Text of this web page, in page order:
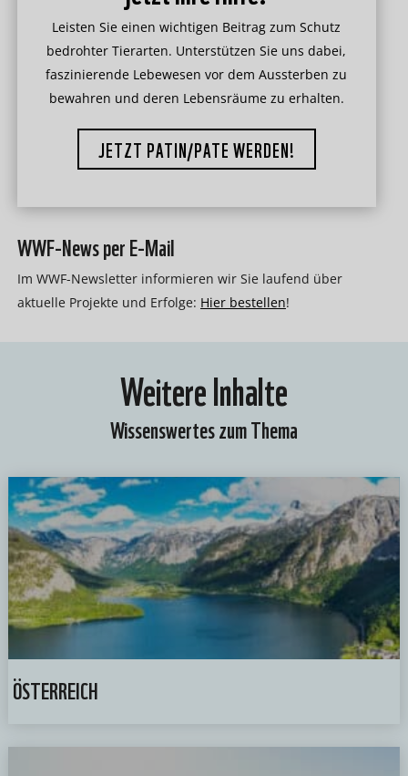
Leisten Sie einen wichtigen Beitrag zum Schutz
bedrohter Tierarten. Unterstützen Sie uns dabei,
faszinierende Lebewesen vor dem Aussterben zu
bewahren und deren Lebensräume zu erhalten.
JETZT PATIN/PATE WERDEN!
WWF-News per E-Mail
Im WWF-Newsletter informieren wir Sie laufend über
aktuelle Projekte und Erfolge: Hier bestellen!
Weitere Inhalte
Wissenswertes zum Thema
ÖSTERREICH